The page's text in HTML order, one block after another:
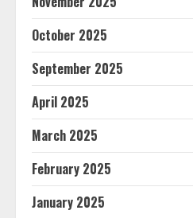
October 2025
September 2025
April 2025
March 2025
February 2025
January 2025